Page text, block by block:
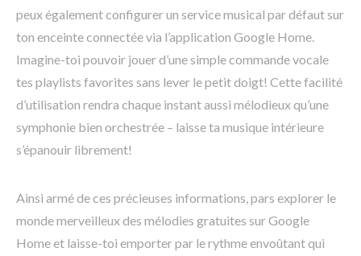
peux également configurer un service musical par défaut sur
ton enceinte connectée via l’application Google Home.
Imagine-toi pouvoir jouer d’une simple commande vocale
tes playlists favorites sans lever le petit doigt! Cette facilité
d’utilisation rendra chaque instant aussi mélodieux qu’une
symphonie bien orchestrée – laisse ta musique intérieure
s’épanouir librement!
Ainsi armé de ces précieuses informations, pars explorer le
monde merveilleux des mélodies gratuites sur Google
Home et laisse-toi emporter par le rythme envoûtant qui